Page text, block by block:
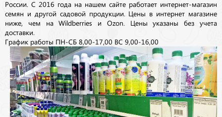
России. С 2016 года на нашем сайте работает интернет-магазин
семян и другой садовой продукции. Цены в интернет магазине
ниже, чем на Wildberries и Ozon. Цены указаны без учета
доставки.
График работы ПН-СБ 8,00-17,00 ВС 9,00-16,00